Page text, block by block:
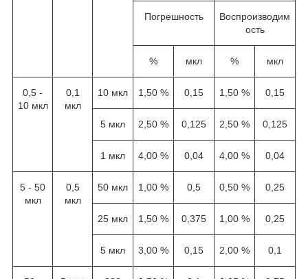
Погрешность
Воспроизводим
ость
% мкл % мкл
0,5 -
10 мкл
0,1
мкл
10 мкл 1,50 % 0,15 1,50 % 0,15
5 мкл 2,50 % 0,125 2,50 % 0,125
1 мкл 4,00 % 0,04 4,00 % 0,04
5 - 50
мкл
0,5
мкл
50 мкл 1,00 % 0,5 0,50 % 0,25
25 мкл 1,50 % 0,375 1,00 % 0,25
5 мкл 3,00 % 0,15 2,00 % 0,1